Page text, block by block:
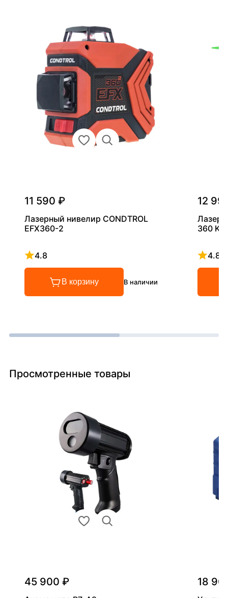
11 590 ₽
Лазерный нивелир CONDTROL
EFX360-2
4.8
Рейтинг 4.8 из 5
В корзину В наличии
12
360 KIT
4.8
Просмотренные товары
45 900 ₽ 18